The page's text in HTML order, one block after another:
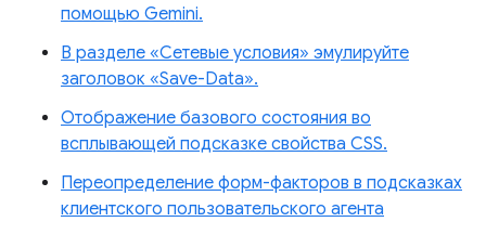
помощью Gemini.
В разделе «Сетевые условия» эмулируйте
заголовок «Save-Data».
Отображение базового состояния во
всплывающей подсказке свойства CSS.
Переопределение форм-факторов в подсказках
клиентского пользовательского агента